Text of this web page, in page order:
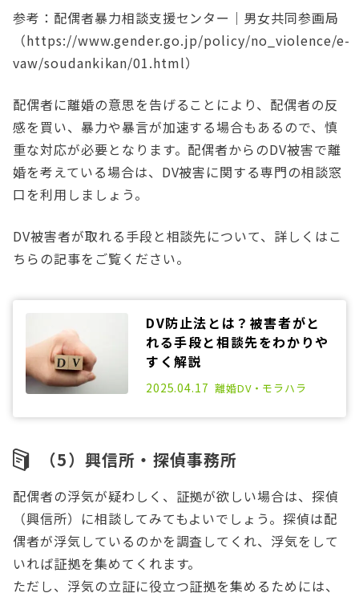
参考：配偶者暴力相談支援センター｜男女共同参画局
（https://www.gender.go.jp/policy/no_violence/e-
vaw/soudankikan/01.html）
配偶者に離婚の意思を告げることにより、配偶者の反
感を買い、暴力や暴言が加速する場合もあるので、慎
重な対応が必要となります。配偶者からのDV被害で離
婚を考えている場合は、DV被害に関する専門の相談窓
口を利用しましょう。
DV被害者が取れる手段と相談先について、詳しくはこ
ちらの記事をご覧ください。
DV防止法とは？被害者がと
れる手段と相談先をわかりや
すく解説
2025.04.17 離婚DV・モラハラ
（5）興信所・探偵事務所
配偶者の浮気が疑わしく、証拠が欲しい場合は、探偵
（興信所）に相談してみてもよいでしょう。探偵は配
偶者が浮気しているのかを調査してくれ、浮気をして
いれば証拠を集めてくれます。
ただし、浮気の立証に役立つ証拠を集めるためには、